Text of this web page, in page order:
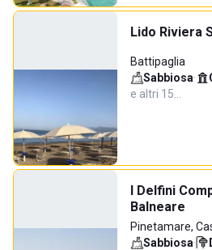
Lido Riviera
Battipaglia
Sabbiosa·
e altri 15…
I Delfini
Balneare
Pinetamare,
Sabbiosa·